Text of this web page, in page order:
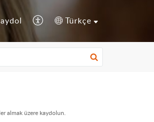
Türkçe
almak üzere kaydolun.